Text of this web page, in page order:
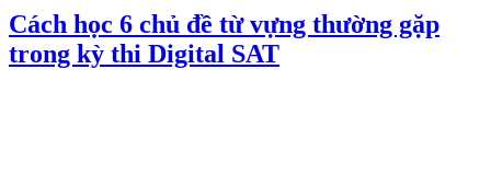
Cách học 6 chủ đề từ vựng thường gặp
trong kỳ thi Digital SAT